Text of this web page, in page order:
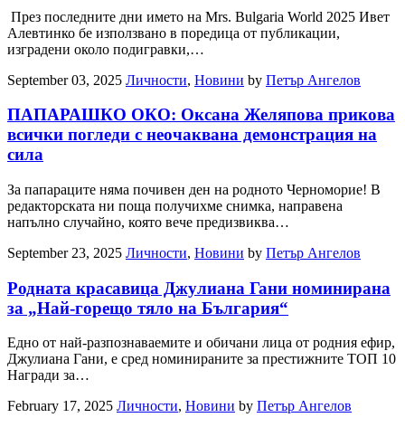
През последните дни името на Mrs. Bulgaria World 2025 Ивет
Алевтинко бе използвано в поредица от публикации,
изградени около подигравки,…
September 03, 2025 Личности, Новини by Петър Ангелов
ПАПАРАШКО ОКО: Оксана Желяпова прикова
всички погледи с неочаквана демонстрация на
сила
За папараците няма почивен ден на родното Черноморие! В
редакторската ни поща получихме снимка, направена
напълно случайно, която вече предизвиква…
September 23, 2025 Личности, Новини by Петър Ангелов
Родната красавица Джулиана Гани номинирана
за „Най-горещо тяло на България“
Едно от най-разпознаваемите и обичани лица от родния ефир,
Джулиана Гани, е сред номинираните за престижните ТОП 10
Награди за…
February 17, 2025 Личности, Новини by Петър Ангелов